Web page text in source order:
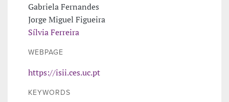
Gabriela Fernandes
Jorge Miguel Figueira
Sílvia Ferreira
WEBPAGE
https://isii.ces.uc.pt
KEYWORDS